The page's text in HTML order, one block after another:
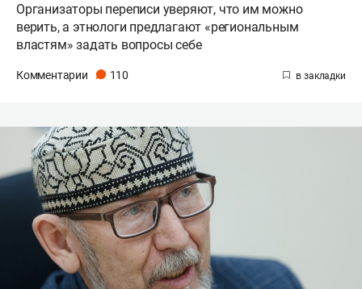
Организаторы переписи уверяют, что им можно
верить, а этнологи предлагают «региональным
властям» задать вопросы себе
Комментарии 110